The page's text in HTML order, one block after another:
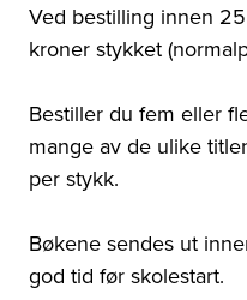
Ved bestilling innen
kroner stykket
Bestiller du fem eller
mange av de ulike
per stykk.
Bøkene sendes ut
god tid før skolestart.